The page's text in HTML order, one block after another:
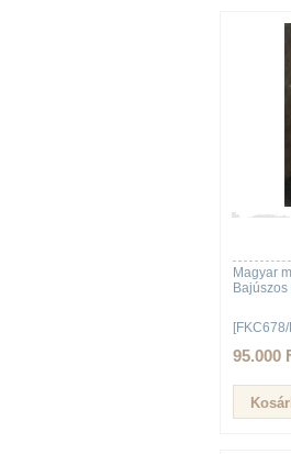
Magyar
Bajúszos
95.000